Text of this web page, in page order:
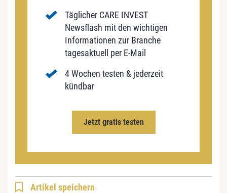
Täglicher CARE INVEST
Newsflash mit den wichtigen
Informationen zur Branche
tagesaktuell per E-Mail
4 Wochen testen & jederzeit
kündbar
Jetzt gratis testen
Artikel speichern